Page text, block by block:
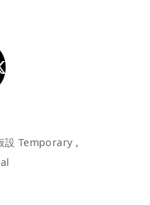
設 Temporary